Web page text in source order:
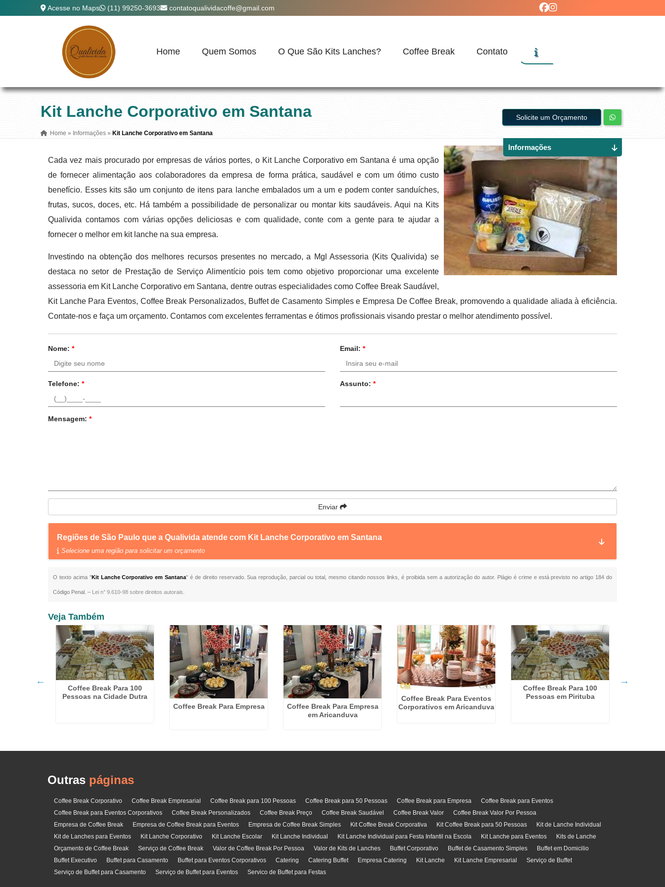
Acesse no Maps (11) 99250-3693 contatoqualividacoffe@gmail.com
Home Quem Somos O Que São Kits Lanches? Coffee Break Contato
Kit Lanche Corporativo em Santana
Home » Informações » Kit Lanche Corporativo em Santana
Solicite um Orçamento
Cada vez mais procurado por empresas de vários portes, o Kit Lanche Corporativo em Santana é uma opção
de fornecer alimentação aos colaboradores da empresa de forma prática, saudável e com um ótimo custo
benefício. Esses kits são um conjunto de itens para lanche embalados um a um e podem conter sanduíches,
frutas, sucos, doces, etc. Há também a possibilidade de personalizar ou montar kits saudáveis. Aqui na Kits
Qualivida contamos com várias opções deliciosas e com qualidade, conte com a gente para te ajudar a
fornecer o melhor em kit lanche na sua empresa.
Investindo na obtenção dos melhores recursos presentes no mercado, a Mgl Assessoria (Kits Qualivida) se
destaca no setor de Prestação de Serviço Alimentício pois tem como objetivo proporcionar uma excelente
assessoria em Kit Lanche Corporativo em Santana, dentre outras especialidades como Coffee Break Saudável,
Kit Lanche Para Eventos, Coffee Break Personalizados, Buffet de Casamento Simples e Empresa De Coffee Break, promovendo a qualidade aliada à eficiência.
Contate-nos e faça um orçamento. Contamos com excelentes ferramentas e ótimos profissionais visando prestar o melhor atendimento possível.
Nome:* Email: *
Telefone:* Assunto: *
Mensagem:*
Enviar
Regiões de São Paulo que a Qualivida atende com Kit Lanche Corporativo em Santana
Selecione uma região para solicitar um orçamento
O texto acima "Kit Lanche Corporativo em Santana" é de direito reservado. Sua reprodução, parcial ou total, mesmo citando nossos links, é proibida sem a autorização do autor. Plágio é crime e está previsto no artigo 184 do
Código Penal. – Lei n° 9.610-98 sobre direitos autorais
Informações
Veja Também
Coffee Break Para 100
Pessoas na Cidade Dutra
Coffee Break Para Empresa
Coffee Break Para Empresa
em Aricanduva
Coffee Break Para Eventos
Corporativos em Aricanduva
Coffee Break Para 100
Pessoas em Pirituba
Outras páginas
Coffee Break Corporativo Coffee Break Empresarial Coffee Break para 100 Pessoas Coffee Break para 50 Pessoas Coffee Break para Empresa
Coffee Break para Eventos
Coffee Break para Eventos Corporativos
Coffee Break Personalizados Coffee Break Preço Coffee Break Saudável Coffee Break Valor
Coffee Break Valor Por Pessoa
Empresa de Coffee Break
Empresa de Coffee Break para Eventos Empresa de Coffee Break Simples Kit Coffee Break Corporativa Kit Coffee Break para 50 Pessoas
Kit de Lanche Individual
Kit de Lanches para Eventos
Kit Lanche Corporativo Kit Lanche Escolar Kit Lanche Individual Kit Lanche Individual para Festa Infantil na Escola Kit Lanche para Eventos
Kits de Lanche
Orçamento de Coffee Break
Serviço de Coffee Break Valor de Coffee Break Por Pessoa Valor de Kits de Lanches Buffet Corporativo Buffet de Casamento Simples
Buffet em Domicilio
Buffet Executivo
Buffet para Casamento Buffet para Eventos Corporativos Catering Catering Buffet Empresa Catering Kit Lanche Kit Lanche Empresarial
Serviço de Buffet
Serviço de Buffet para Casamento
Serviço de Buffet para Eventos Servico de Buffet para Festas